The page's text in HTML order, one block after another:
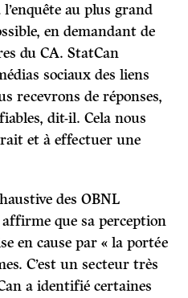
au plus grand
en demandant de
du CA. StatCan
sociaux des liens
recevrons de réponses,
dit-il. Cela nous
et à effectuer une
des OBNL
que sa perception
en cause par « la portée
C’est un secteur très
a identifié certaines